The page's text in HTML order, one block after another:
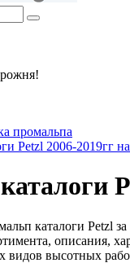
промальпа
Petzl 2006-2019гг
каталоги Petzl
описания,
видов высотных